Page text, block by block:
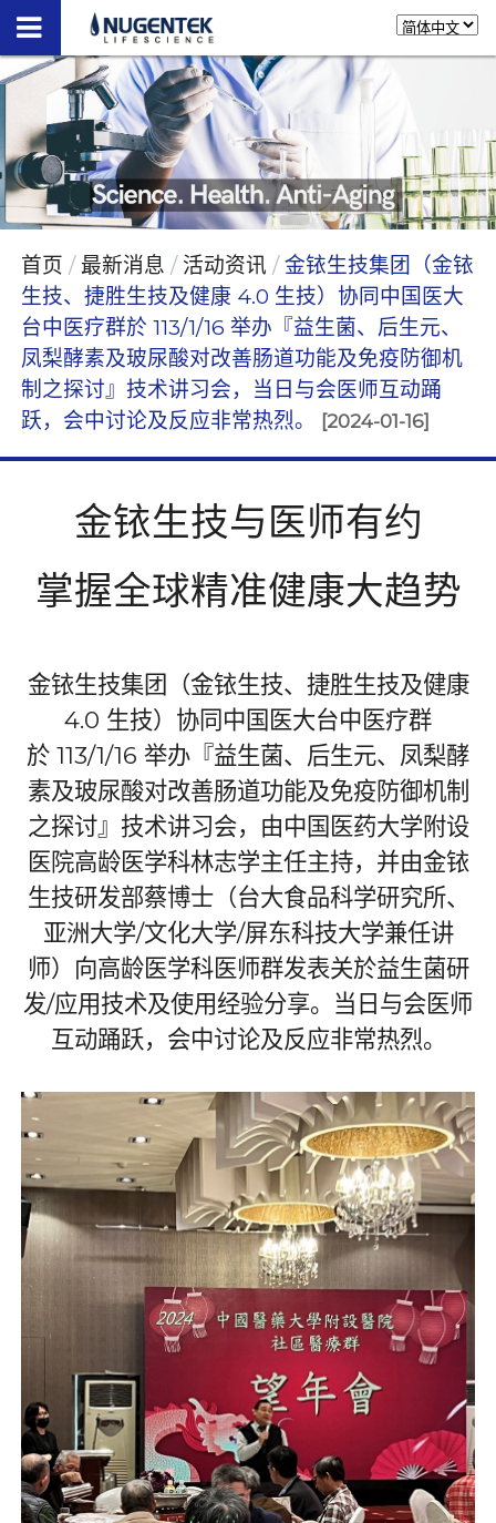
首页 最新消息 活动资讯
⾦铱⽣技集团（⾦铱
⽣技、捷胜⽣技及健康 4.0 ⽣技）协同中国医大
台中医疗群於 113/1/16 举办『益生菌、后生元、
凤梨酵素及玻尿酸对改善肠道功能及免疫防御机
制之探讨』技术讲习会，当日与会医师互动踊
跃，会中讨论及反应非常热烈。
[2024-01-16]
金铱生技与医师有约
掌握全球精准健康大趋势
⾦铱⽣技集团（⾦铱⽣技、捷胜⽣技及健康
4.0 ⽣技）协同中国医大台中医疗群
於 113/1/16 举办『益生菌、后生元、凤梨酵
素及玻尿酸对改善肠道功能及免疫防御机制
之探讨』技术讲习会，由中国医药大学附设
医院高龄医学科林志学主任主持，并由金铱
生技研发部蔡博士（台大食品科学研究所、
亚洲大学/文化大学/屏东科技大学兼任讲
师）向高龄医学科医师群发表关於益生菌研
发/应用技术及使用经验分享。当日与会医师
互动踊跃，会中讨论及反应非常热烈。